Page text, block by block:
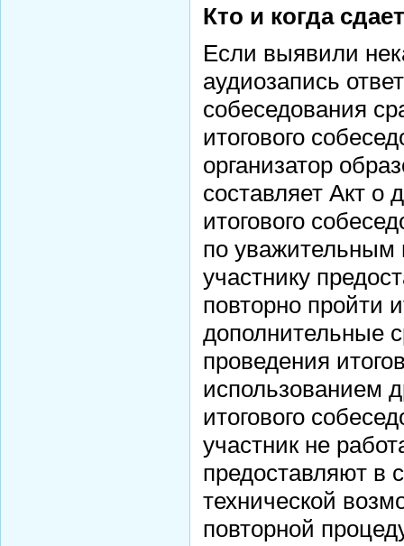
Кто и когда
Если выявили
аудиозапись
собеседования
итогового
организатор
составляет Акт о
итогового
по уважительным
участнику
повторно пройти
дополнительные
проведения
использованием
итогового
участник не
предоставляют в
технической
повторной